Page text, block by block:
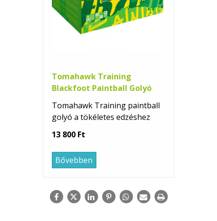
Tomahawk Training
Blackfoot Paintball Golyó
Tomahawk Training paintball
golyó a tökéletes edzéshez
13 800 Ft
Bővebben